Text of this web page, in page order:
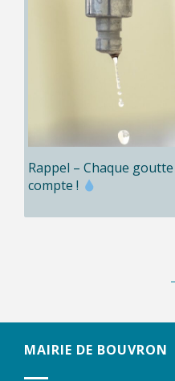
Rappel – Chaque goutte
compte !
MAIRIE DE BOUVRON